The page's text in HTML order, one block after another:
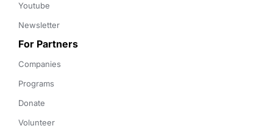
Youtube
Newsletter
For Partners
Companies
Programs
Donate
Volunteer